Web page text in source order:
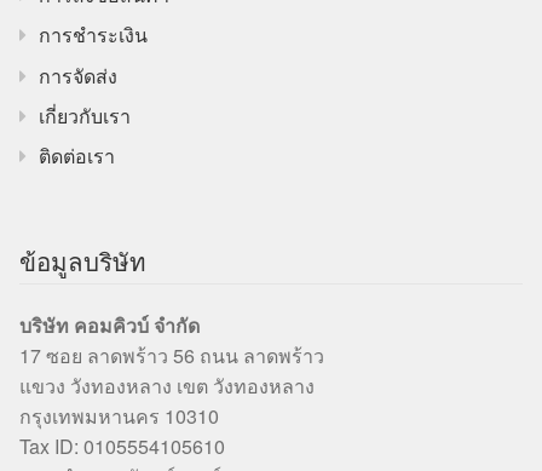
การชำระเงิน
การจัดส่ง
เกี่ยวกับเรา
ติดต่อเรา
ข้อมูลบริษัท
บริษัท คอมคิวบ์ จำกัด
17 ซอย ลาดพร้าว 56 ถนน ลาดพร้าว
แขวง วังทองหลาง เขต วังทองหลาง
กรุงเทพมหานคร 10310
Tax ID: 0105554105610